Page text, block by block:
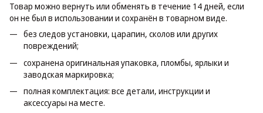
Товар можно вернуть или обменять в течение 14 дней, если
он не был в использовании и сохранён в товарном виде.
без следов установки, царапин, сколов или других
повреждений;
сохранена оригинальная упаковка, пломбы, ярлыки и
заводская маркировка;
полная комплектация: все детали, инструкции и
аксессуары на месте.